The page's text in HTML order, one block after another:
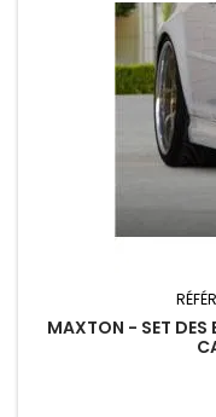
MAXTON - SET DES